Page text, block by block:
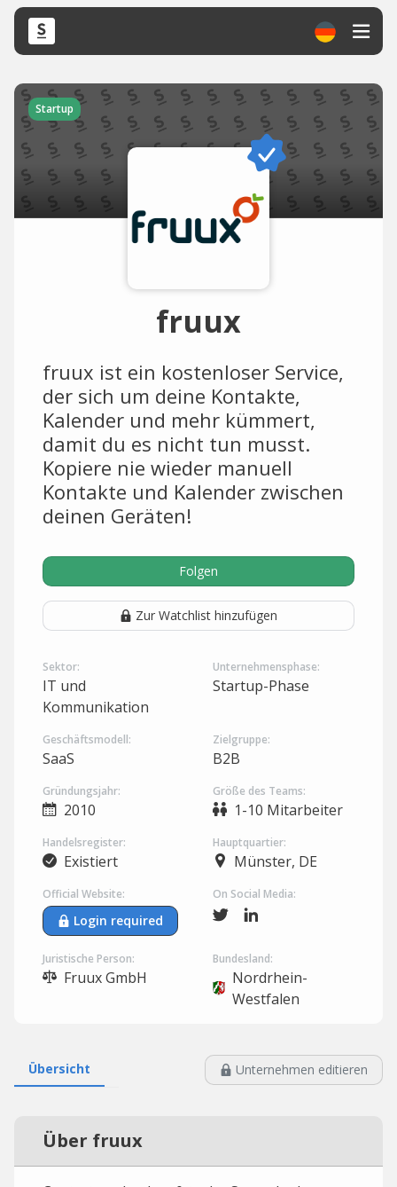
Startup
fruux
fruux ist ein kostenloser Service,
der sich um deine Kontakte,
Kalender und mehr kümmert,
damit du es nicht tun musst.
Kopiere nie wieder manuell
Kontakte und Kalender zwischen
deinen Geräten!
Folgen
Zur Watchlist hinzufügen
Sektor:
IT und
Kommunikation
Unternehmensphase:
Startup-Phase
Geschäftsmodell:
SaaS
Zielgruppe:
B2B
Gründungsjahr:
2010
Größe des Teams:
1-10 Mitarbeiter
Handelsregister:
Existiert
Hauptquartier:
Münster, DE
Official Website:
Login required
On Social Media:
Juristische Person:
Fruux GmbH
Bundesland:
Nordrhein-
Westfalen
Übersicht Unternehmen editieren
Über fruux